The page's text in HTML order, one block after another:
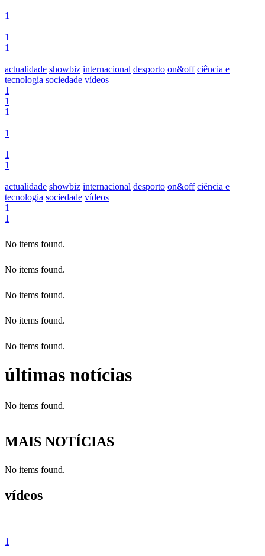
1
1
1
actualidade showbiz internacional desporto on&off ciência e
tecnologia sociedade vídeos
1
1
1
1
1
1
actualidade showbiz internacional desporto on&off ciência e
tecnologia sociedade vídeos
1
1
No items found.
No items found.
No items found.
No items found.
No items found.
últimas notícias
No items found.
MAIS NOTÍCIAS
No items found.
vídeos
1